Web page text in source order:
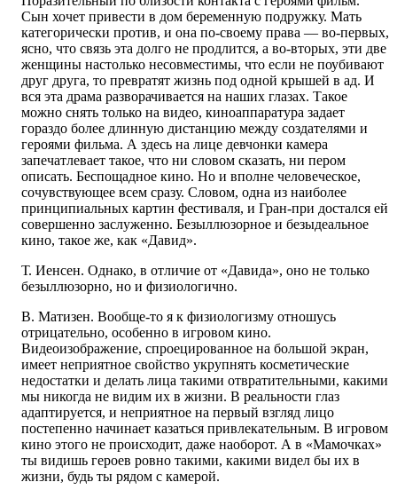
Сын хочет привести в дом беременную подружку. Мать
категорически против, и она по-своему права — во-первых,
ясно, что связь эта долго не продлится, а во-вторых, эти две
женщины настолько несовместимы, что если не поубивают
друг друга, то превратят жизнь под одной крышей в ад. И
вся эта драма разворачивается на наших глазах. Такое
можно снять только на видео, киноаппаратура задает
гораздо более длинную дистанцию между создателями и
героями фильма. А здесь на лице девчонки камера
запечатлевает такое, что ни словом сказать, ни пером
описать. Беспощадное кино. Но и вполне человеческое,
сочувствующее всем сразу. Словом, одна из наиболее
принципиальных картин фестиваля, и Гран-при достался ей
совершенно заслуженно. Безыллюзорное и безыдеальное
кино, такое же, как «Давид».
Т. Иенсен. Однако, в отличие от «Давида», оно не только
безыллюзорно, но и физиологично.
В. Матизен. Вообще-то я к физиологизму отношусь
отрицательно, особенно в игровом кино.
Видеоизображение, спроецированное на большой экран,
имеет неприятное свойство укрупнять косметические
недостатки и делать лица такими отвратительными, какими
мы никогда не видим их в жизни. В реальности глаз
адаптируется, и неприятное на первый взгляд лицо
постепенно начинает казаться привлекательным. В игровом
кино этого не происходит, даже наоборот. А в «Мамочках»
ты видишь героев ровно такими, какими видел бы их в
жизни, будь ты рядом с камерой.